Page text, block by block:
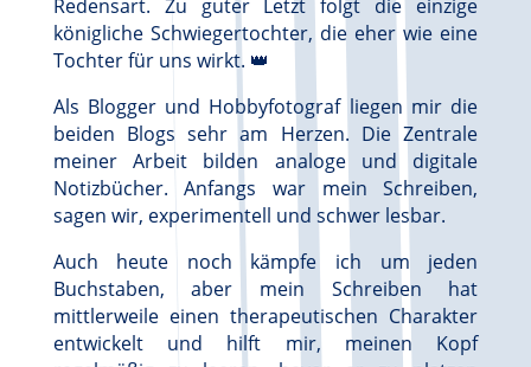
Redensart. Zu guter Letzt folgt die einzige
königliche Schwiegertochter, die eher wie eine
Tochter für uns wirkt. 👑
Als Blogger und Hobbyfotograf liegen mir die
beiden Blogs sehr am Herzen. Die Zentrale
meiner Arbeit bilden analoge und digitale
Notizbücher. Anfangs war mein Schreiben,
sagen wir, experimentell und schwer lesbar.
Auch heute noch kämpfe ich um jeden
Buchstaben, aber mein Schreiben hat
mittlerweile einen therapeutischen Charakter
entwickelt und hilft mir, meinen Kopf